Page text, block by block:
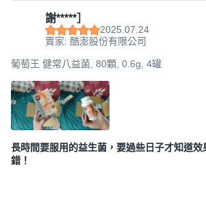
謝*****］
2025.07.24
賣家: 酷澎股份有限公司
葡萄王 健常八益菌, 80顆, 0.6g, 4罐
長時間要服用的益生菌，要過些日子才知道效
錯！